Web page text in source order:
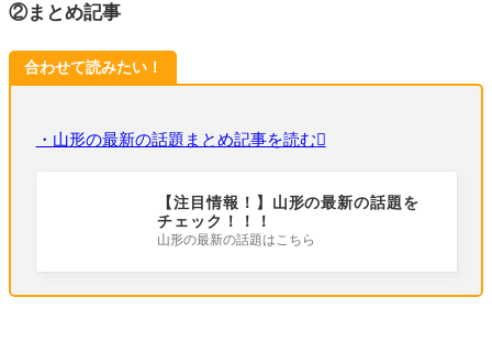
②まとめ記事
合わせて読みたい！
・山形の最新の話題まとめ記事を読む
【注目情報！】山形の最新の話題を
チェック！！！
山形の最新の話題はこちら